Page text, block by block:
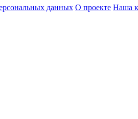
данных О проекте Наша